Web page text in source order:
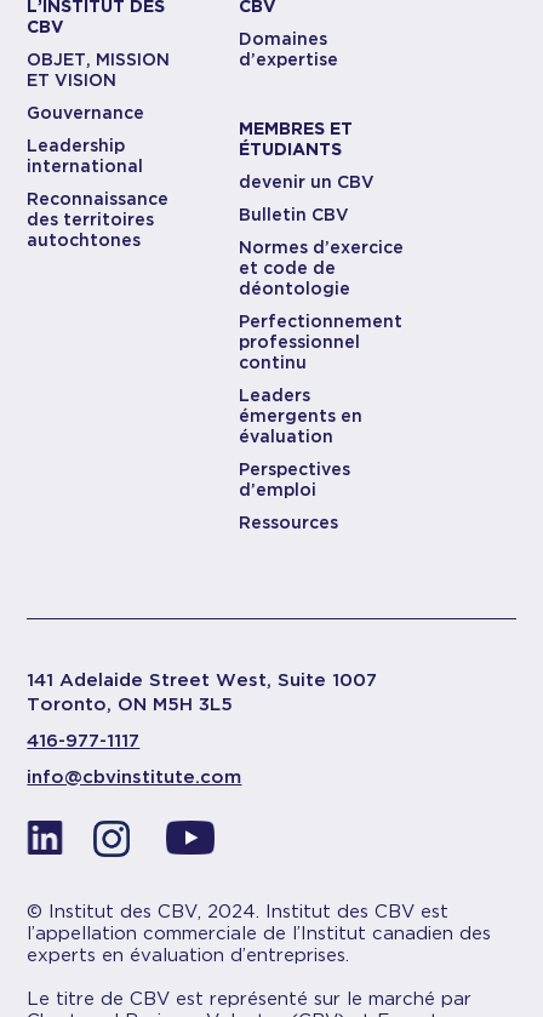
L’INSTITUT DES
CBV
OBJET, MISSION
ET VISION
Gouvernance
Leadership
international
Reconnaissance
des territoires
autochtones
CBV
Domaines
d’expertise
MEMBRES ET
ÉTUDIANTS
devenir un CBV
Bulletin CBV
Normes d’exercice
et code de
déontologie
Perfectionnement
professionnel
continu
Leaders
émergents en
évaluation
Perspectives
d’emploi
Ressources
141 Adelaide Street West, Suite 1007
Toronto, ON M5H 3L5
416-977-1117
info@cbvinstitute.com
© Institut des CBV, 2024. Institut des CBV est
l’appellation commerciale de l’Institut canadien des
experts en évaluation d’entreprises.
Le titre de CBV est représenté sur le marché par